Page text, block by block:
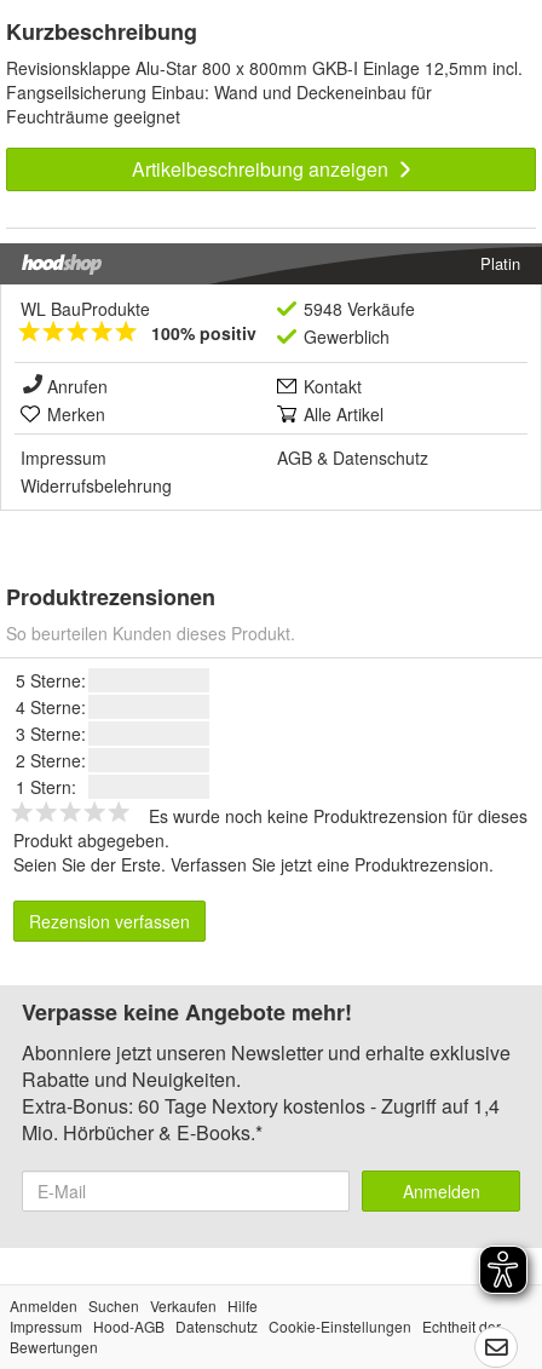
Kurzbeschreibung
Revisionsklappe Alu-Star 800 x 800mm GKB-I Einlage 12,5mm incl.
Fangseilsicherung Einbau: Wand und Deckeneinbau für
Feuchträume geeignet
Artikelbeschreibung anzeigen
Platin
WL BauProdukte
100% positiv
5948 Verkäufe
Gewerblich
Anrufen
Kontakt
Merken
Alle Artikel
Impressum
AGB & Datenschutz
Widerrufsbelehrung
Produktrezensionen
So beurteilen Kunden dieses Produkt.
5 Sterne:
4 Sterne:
3 Sterne:
2 Sterne:
1 Stern:
Es wurde noch keine Produktrezension für dieses
Produkt abgegeben.
Seien Sie der Erste. Verfassen Sie jetzt eine Produktrezension.
Rezension verfassen
Verpasse keine Angebote mehr!
Abonniere jetzt unseren Newsletter und erhalte exklusive
Rabatte und Neuigkeiten.
Extra-Bonus: 60 Tage Nextory kostenlos - Zugriff auf 1,4
Mio. Hörbücher & E-Books.*
Anmelden
Anmelden Suchen Verkaufen
Hilfe
Impressum
Hood-AGB Datenschutz Cookie-Einstellungen
Echtheit der
Bewertungen